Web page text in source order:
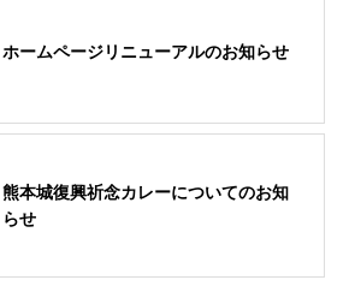
ホームページリニューアルのお知らせ
熊本城復興祈念カレーについてのお知
らせ